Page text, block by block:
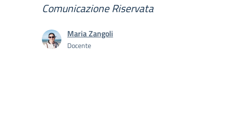
Comunicazione Riservata
Maria Zangoli
Docente